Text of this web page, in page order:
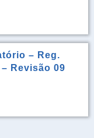
– Reg.
Revisão 09